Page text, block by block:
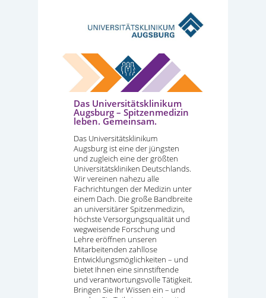
Das Universitätsklinikum
Augsburg – Spitzenmedizin
leben. Gemeinsam.
Das Universitätsklinikum
Augsburg ist eine der jüngsten
und zugleich eine der größten
Universitätskliniken Deutschlands.
Wir vereinen nahezu alle
Fachrichtungen der Medizin unter
einem Dach. Die große Bandbreite
an universitärer Spitzenmedizin,
höchste Versorgungsqualität und
wegweisende Forschung und
Lehre eröffnen unseren
Mitarbeitenden zahllose
Entwicklungsmöglichkeiten – und
bietet Ihnen eine sinnstiftende
und verantwortungsvolle Tätigkeit.
Bringen Sie Ihr Wissen ein – und